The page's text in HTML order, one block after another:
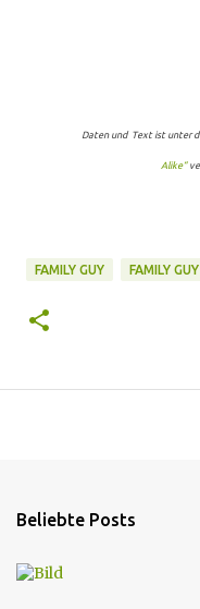
Daten und Text ist unter
Alike“
FAMILY GUY FAMILY
Beliebte Posts